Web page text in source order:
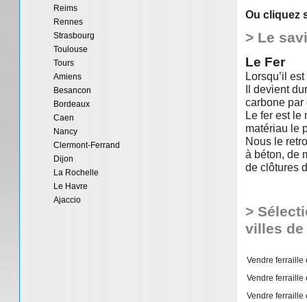
Reims
Rennes
Strasbourg
Toulouse
Tours
Amiens
Besancon
Bordeaux
Caen
Nancy
Clermont-Ferrand
Dijon
La Rochelle
Le Havre
Ajaccio
Ou cliquez
> Le
Le Fer
Lorsqu’il
Il devient
carbone par
Le fer est le
matériau le
Nous le
à béton, de
de clôtures
>
villes de
Vendre ferraille
Vendre ferraille
Vendre ferraille